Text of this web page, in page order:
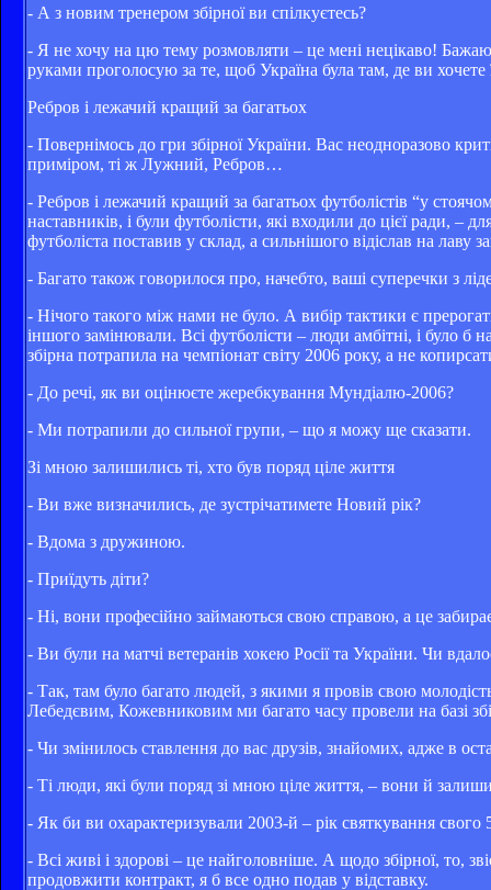
- А з новим тренером збірної ви спілкуєтесь?
- Я не хочу на цю тему розмовляти – це мені нецікаво!
руками проголосую за те, щоб Україна була там, де ви хочете
Ребров і лежачий кращий за багатьох
- Повернімось до гри збірної України. Вас неодноразово
приміром, ті ж Лужний, Ребров…
- Ребров і лежачий кращий за багатьох футболістів “у
наставників, і були футболісти, які входили до цієї ради,
футболіста поставив у склад, а сильнішого відіслав на лаву
- Багато також говорилося про, начебто, ваші суперечки з
- Нічого такого між нами не було. А вибір тактики є
іншого замінювали. Всі футболісти – люди амбітні, і було
збірна потрапила на чемпіонат світу 2006 року, а не
- До речі, як ви оцінюєте жеребкування Мундіалю-2006?
- Ми потрапили до сильної групи, – що я можу ще сказати.
Зі мною залишились ті, хто був поряд ціле життя
- Ви вже визначились, де зустрічатимете Новий рік?
- Вдома з дружиною.
- Приїдуть діти?
- Ні, вони професійно займаються свою справою, а це
- Ви були на матчі ветеранів хокею Росії та України. Чи
- Так, там було багато людей, з якими я провів свою
Лебедєвим, Кожевниковим ми багато часу провели на базі
- Чи змінилось ставлення до вас друзів, знайомих, адже в
- Ті люди, які були поряд зі мною ціле життя, – вони й
- Як би ви охарактеризували 2003-й – рік святкування свого
- Всі живі і здорові – це найголовніше. А щодо збірної, то,
продовжити контракт, я б все одно подав у відставку.